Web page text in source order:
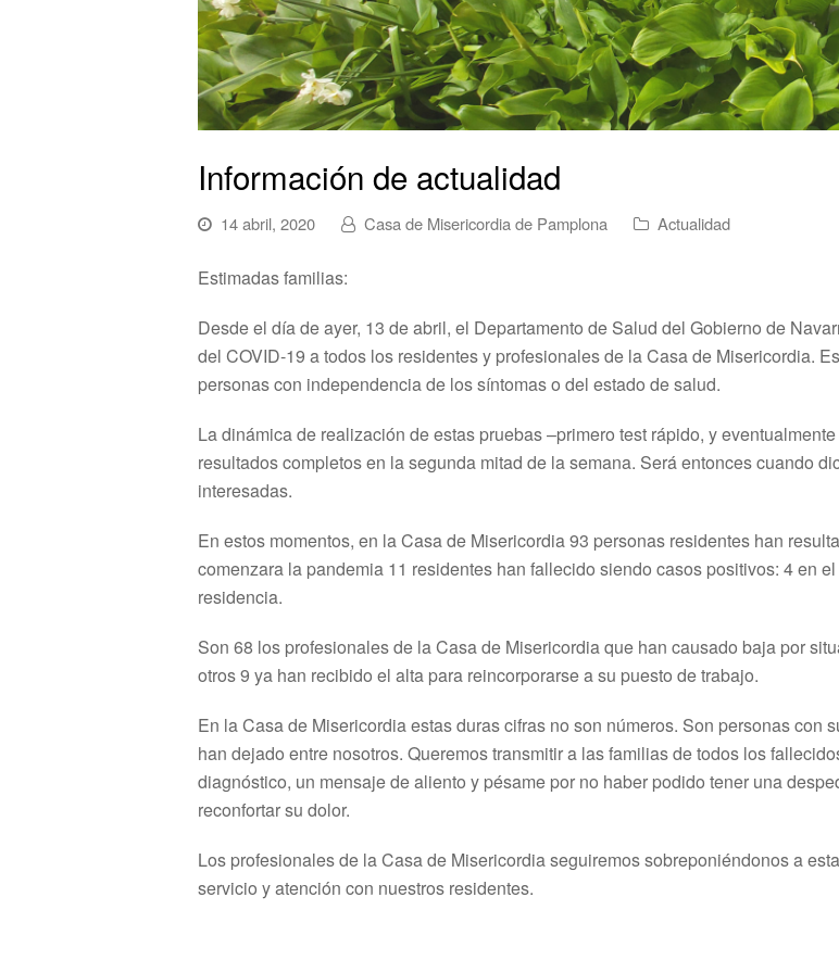
Información de actualidad
14 abril, 2020 Casa de Misericordia de Pamplona Actualidad
Estimadas familias:
Desde el día de ayer, 13 de abril, el Departamento de Salud del Gobierno de
del COVID-19 a todos los residentes y profesionales de la Casa de Misericordia.
personas con independencia de los síntomas o del estado de salud.
La dinámica de realización de estas pruebas –primero test rápido, y
resultados completos en la segunda mitad de la semana. Será entonces cuando
interesadas.
En estos momentos, en la Casa de Misericordia 93 personas residentes han
comenzara la pandemia 11 residentes han fallecido siendo casos positivos: 4 en
residencia.
Son 68 los profesionales de la Casa de Misericordia que han causado baja por
otros 9 ya han recibido el alta para reincorporarse a su puesto de trabajo.
En la Casa de Misericordia estas duras cifras no son números. Son personas con
han dejado entre nosotros. Queremos transmitir a las familias de todos los
diagnóstico, un mensaje de aliento y pésame por no haber podido tener una
reconfortar su dolor.
Los profesionales de la Casa de Misericordia seguiremos sobreponiéndonos a
servicio y atención con nuestros residentes.